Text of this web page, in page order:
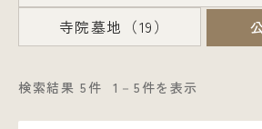
寺院墓地（19）
検索結果 5件 1－5件を表示